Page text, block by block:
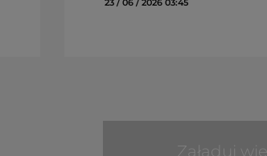
Załaduj